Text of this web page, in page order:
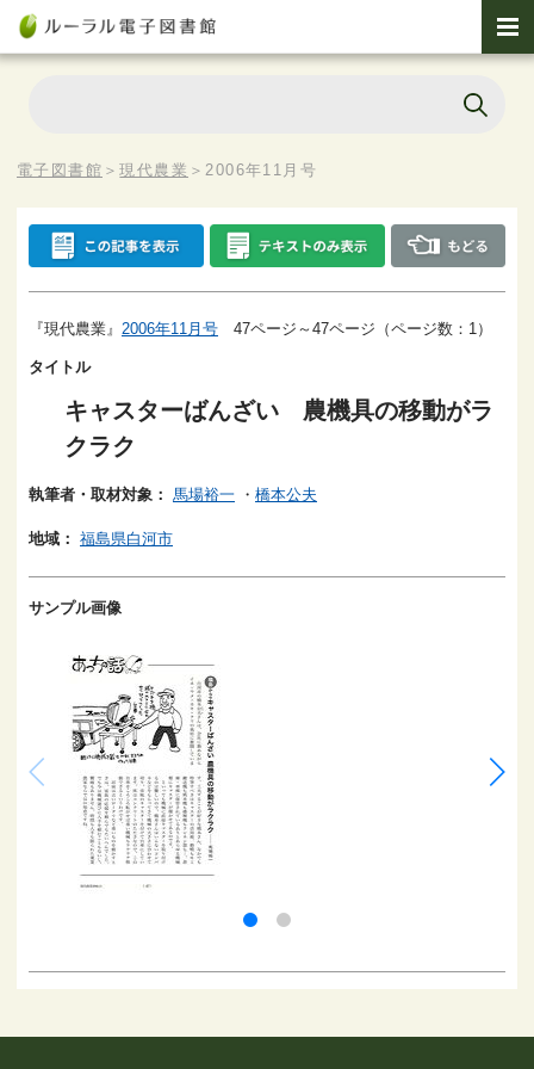
電子図書館 ＞現代農業 ＞2006年11月号
『現代農業』 2006年11月号 47ページ～47ページ（ページ数：1）
タイトル
キャスターばんざい 農機具の移動がラ
クラク
執筆者・取材対象： 馬場裕一 ・ 橋本公夫
地域： 福島県白河市
サンプル画像